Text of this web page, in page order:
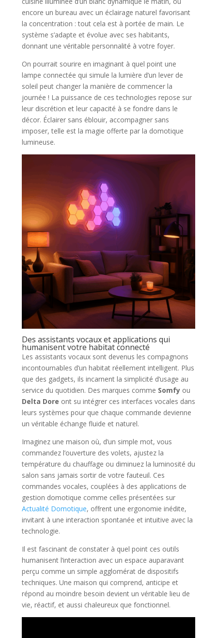
encore un bureau avec un éclairage naturel favorisant
la concentration : tout cela est à portée de main. Le
système s’adapte et évolue avec ses habitants,
donnant une véritable personnalité à votre foyer.
On pourrait sourire en imaginant à quel point une
lampe connectée qui simule la lumière d’un lever de
soleil peut changer la manière de commencer la
journée ! La puissance de ces technologies repose sur
leur discrétion et leur capacité à se fondre dans le
décor. Éclairer sans éblouir, accompagner sans
imposer, telle est la magie offerte par la domotique
lumineuse.
Des assistants vocaux et applications qui
humanisent votre habitat connecté
Les assistants vocaux sont devenus les compagnons
incontournables d’un habitat réellement intelligent. Plus
que des gadgets, ils incarnent la simplicité d’usage au
service du quotidien. Des marques comme Somfyou
Delta Dore ont su intégrer ces interfaces vocales dans
leurs systèmes pour que chaque commande devienne
un véritable échange fluide et naturel.
Imaginez une maison où, d’un simple mot, vous
commandez l’ouverture des volets, ajustez la
température du chauffage ou diminuez la luminosité du
salon sans jamais sortir de votre fauteuil. Ces
commandes vocales, couplées à des applications de
gestion domotique comme celles présentées sur
Actualité Domotique, offrent une ergonomie inédite,
invitant à une interaction spontanée et intuitive avec la
technologie.
Il est fascinant de constater à quel point ces outils
humanisent l’interaction avec un espace auparavant
perçu comme un simple agglomérat de dispositifs
techniques. Une maison qui comprend, anticipe et
répond au moindre besoin devient un véritable lieu de
vie, réactif, et aussi chaleureux que fonctionnel.